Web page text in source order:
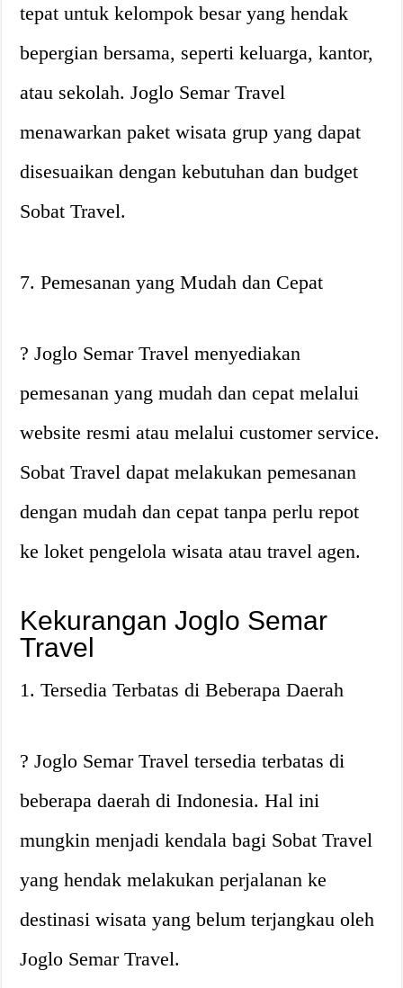
tepat untuk kelompok besar yang hendak
bepergian bersama, seperti keluarga, kantor,
atau sekolah. Joglo Semar Travel
menawarkan paket wisata grup yang dapat
disesuaikan dengan kebutuhan dan budget
Sobat Travel.
7. Pemesanan yang Mudah dan Cepat
? Joglo Semar Travel menyediakan
pemesanan yang mudah dan cepat melalui
website resmi atau melalui customer service.
Sobat Travel dapat melakukan pemesanan
dengan mudah dan cepat tanpa perlu repot
ke loket pengelola wisata atau travel agen.
Kekurangan Joglo Semar
Travel
1. Tersedia Terbatas di Beberapa Daerah
? Joglo Semar Travel tersedia terbatas di
beberapa daerah di Indonesia. Hal ini
mungkin menjadi kendala bagi Sobat Travel
yang hendak melakukan perjalanan ke
destinasi wisata yang belum terjangkau oleh
Joglo Semar Travel.